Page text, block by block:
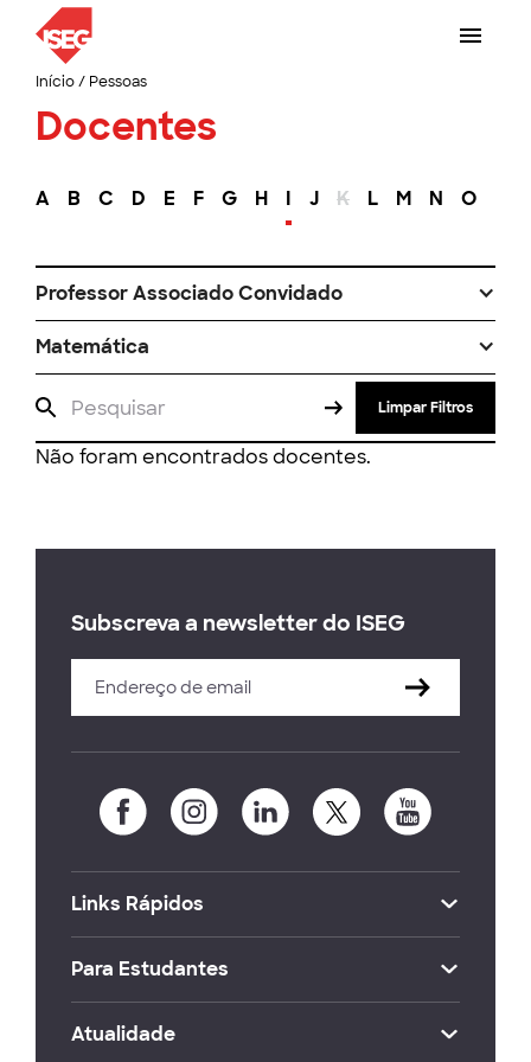
Início/ Pessoas
Docentes
A B C D E F G H I J K L M N O
Professor Associado Convidado
Matemática
Limpar Filtros
Não foram encontrados docentes.
Subscreva a newsletter do ISEG
Links Rápidos
Para Estudantes
Atualidade